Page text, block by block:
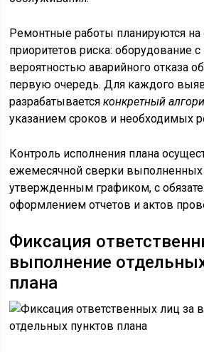
Ремонтные работы планируются на
приоритетов риска: оборудование
вероятностью аварийного отказа
первую очередь. Для каждого
разрабатываетсяконкретный
указанием сроков и необходимых
Контроль исполнения плана
ежемесячной сверки выполненных
утвержденным графиком, с
оформлением отчетов и актов
Фиксация
выполнение
плана